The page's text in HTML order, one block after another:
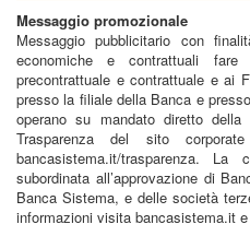
Messaggio promozionale
Messaggio pubblicitario con
economiche e contrattuali fare
precontrattuale e contrattuale e ai
presso la filiale della Banca e
operano su mandato diretto
Trasparenza del sito
bancasistema.it/trasparenza.
subordinata all’approvazione di
Banca Sistema, e delle società
informazioni visita bancasistema.it